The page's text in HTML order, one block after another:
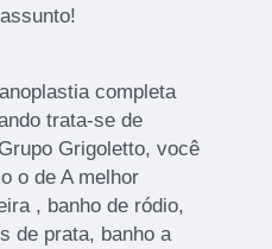
completa
trata-se de
Grigoletto, você
o de A melhor
, banho de ródio,
de prata, banho a